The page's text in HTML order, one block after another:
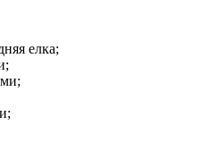
елка;